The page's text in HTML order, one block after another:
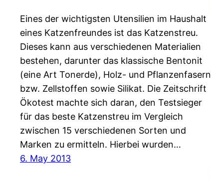
Eines der wichtigsten Utensilien im Haushalt
eines Katzenfreundes ist das Katzenstreu.
Dieses kann aus verschiedenen Materialien
bestehen, darunter das klassische Bentonit
(eine Art Tonerde), Holz- und Pflanzenfasern
bzw. Zellstoffen sowie Silikat. Die Zeitschrift
Ökotest machte sich daran, den Testsieger
für das beste Katzenstreu im Vergleich
zwischen 15 verschiedenen Sorten und
Marken zu ermitteln. Hierbei wurden…
6. May 2013